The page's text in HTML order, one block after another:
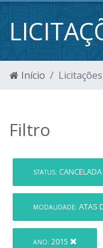
Início Licitações
Filtro
STATUS: CANCELADA
MODALIDADE: ATAS
ANO: 2015